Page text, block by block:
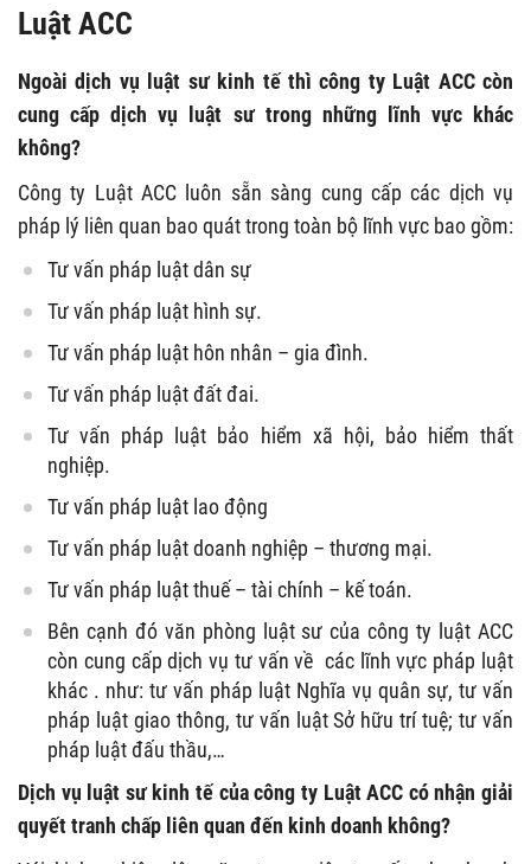
Luật ACC
Ngoài dịch vụ luật sư kinh tế thì công ty Luật ACC còn
cung cấp dịch vụ luật sư trong những lĩnh vực khác
không?
Công ty Luật ACC luôn sẵn sàng cung cấp các dịch vụ
pháp lý liên quan bao quát trong toàn bộ lĩnh vực bao gồm:
Tư vấn pháp luật dân sự
Tư vấn pháp luật hình sự.
Tư vấn pháp luật hôn nhân – gia đình.
Tư vấn pháp luật đất đai.
Tư vấn pháp luật bảo hiểm xã hội, bảo hiểm thất
nghiệp.
Tư vấn pháp luật lao động
Tư vấn pháp luật doanh nghiệp – thương mại.
Tư vấn pháp luật thuế – tài chính – kế toán.
Bên cạnh đó văn phòng luật sư của công ty luật ACC
còn cung cấp dịch vụ tư vấn về các lĩnh vực pháp luật
khác . như: tư vấn pháp luật Nghĩa vụ quân sự, tư vấn
pháp luật giao thông, tư vấn luật Sở hữu trí tuệ; tư vấn
pháp luật đấu thầu,…
Dịch vụ luật sư kinh tế của công ty Luật ACC có nhận giải
quyết tranh chấp liên quan đến kinh doanh không?